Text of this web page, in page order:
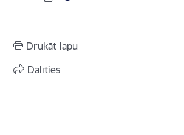
Drukāt lapu
Dalīties